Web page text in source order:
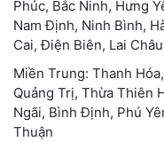
Phúc, Bắc Ninh, Hưng
Nam Định, Ninh Bình,
Cai, Điện Biên, Lai
Miền Trung: Thanh
Quảng Trị, Thừa Thiên
Ngãi, Bình Định, Phú
Thuận